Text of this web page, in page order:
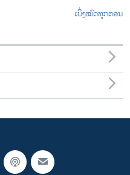
ເບິ່ງໝົດທຸກຕອນ